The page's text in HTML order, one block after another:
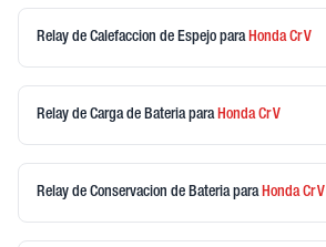
Relay de Calefaccion de Espejo para HondaCr V
Relay de Carga de Bateriapara HondaCr V
Relay de Conservacion de Bateriapara HondaCr V